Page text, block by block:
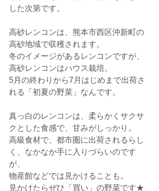
した次第です。
高砂レンコンは、熊本市西区沖新町の
高砂地域で収穫されます。
冬のイメージがあるレンコンですが、
高砂レンコンはハウス栽培。
5月の終わりから7月はじめまで出荷さ
れる「初夏の野菜」なんです。
真っ白のレンコンは、柔らかくサクサ
クとした食感で、甘みがしっかり。
高級食材で、都市圏に出荷されるらし
く、なかなか手に入りづらいのです
が、
物産館などでは見かけることも。
見かけたらぜひ「買い」の野菜です★